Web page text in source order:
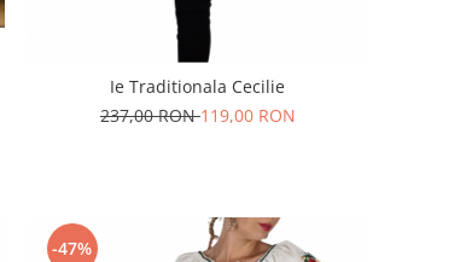
Ie Traditionala Cecilie
237,00 RON119,00 RON
-47%